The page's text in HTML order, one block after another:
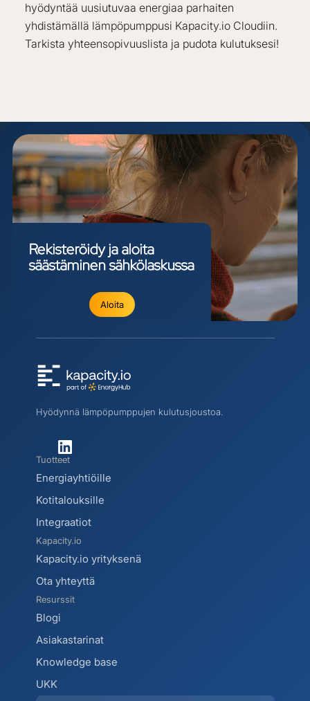
hyödyntää uusiutuvaa energiaa parhaiten
yhdistämällä lämpöpumppusi Kapacity.io Cloudiin.
Tarkista yhteensopivuuslista ja pudota kulutuksesi!
Rekisteröidyjaaloita
säästäminensähkölaskussa
Aloita
Hyödynnä lämpöpumppujen kulutusjoustoa.
Tuotteet
Energiayhtiöille
Kotitalouksille
Integraatiot
Kapacity.io
Kapacity.io yrityksenä
Ota yhteyttä
Resurssit
Blogi
Asiakastarinat
Knowledge base
UKK